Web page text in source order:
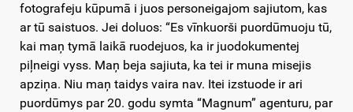
fotografeju kūpumā i juos personeigajom sajiutom, kas
ar tū saistuos. Jei doluos: “Es vīnkuorši puordūmuoju tū,
kai maņ tymā laikā ruodejuos, ka ir juodokumentej
piļneigi vyss. Maņ beja sajiuta, ka tei ir muna misejis
apziņa. Niu maņ taidys vaira nav. Itei izstuode ir ari
puordūmys par 20. godu symta “Magnum” agenturu, par